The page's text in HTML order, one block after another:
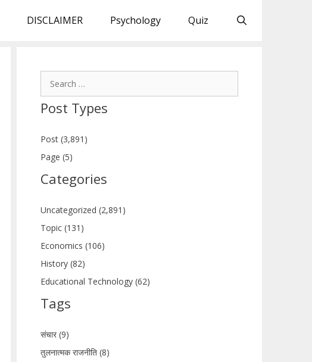
DISCLAIMER Psychology Quiz
Post Types
Post (3,891)
Page (5)
Categories
Uncategorized (2,891)
Topic (131)
Economics (106)
History (82)
Educational Technology (62)
Tags
संचार (9)
तुलनात्मक राजनीति (8)